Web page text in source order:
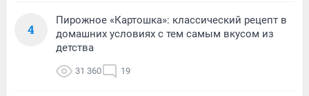
4
Пирожное «Картошка»: классический рецепт в
домашних условиях с тем самым вкусом из
детства
31 360 19